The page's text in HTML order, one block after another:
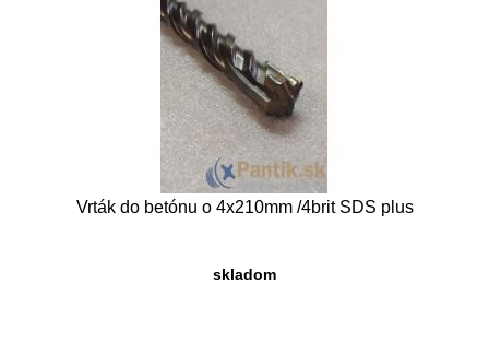
Vrták do betónu o 4x210mm /4brit SDS plus
skladom